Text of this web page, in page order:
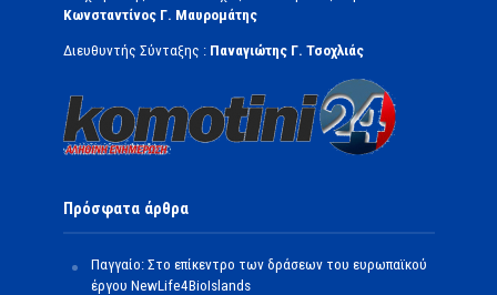
Κωνσταντίνος Γ. Μαυρομάτης
Διευθυντής Σύνταξης : Παναγιώτης Γ. Τσοχλιάς
Πρόσφατα άρθρα
Παγγαίο: Στο επίκεντρο των δράσεων του ευρωπαϊκού
έργου NewLife4BioIslands